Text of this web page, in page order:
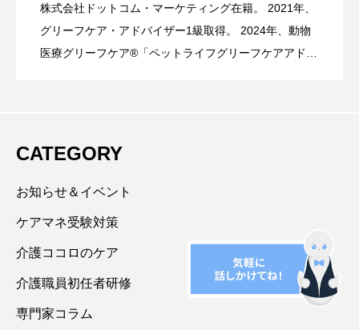
株式会社ドットコム・マーケティング在籍。 2021年、
グリーフケア・アドバイザー1級取得。 2024年、動物
医療グリーフケア®「ペットライフグリーフケアアドバ
分に優しさを向けて思いやり、自己受容する生き方の
をしませんか？～
点？！ ～”なにかできたから満点”方式を
2026.07.15 （イベントレポート）介護のお仕事のた
CATEGORY
お知らせ＆イベント
ケアマネ受験対策
介護ココロのケア
介護職員初任者研修
専門家コラム